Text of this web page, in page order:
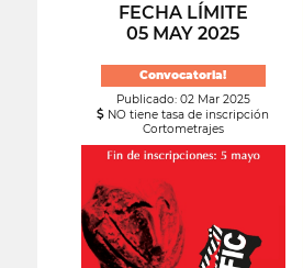
FECHA LÍMITE
05 MAY 2025
Convocatoria!
Publicado: 02 Mar 2025
NO tiene tasa de inscripción
Cortometrajes